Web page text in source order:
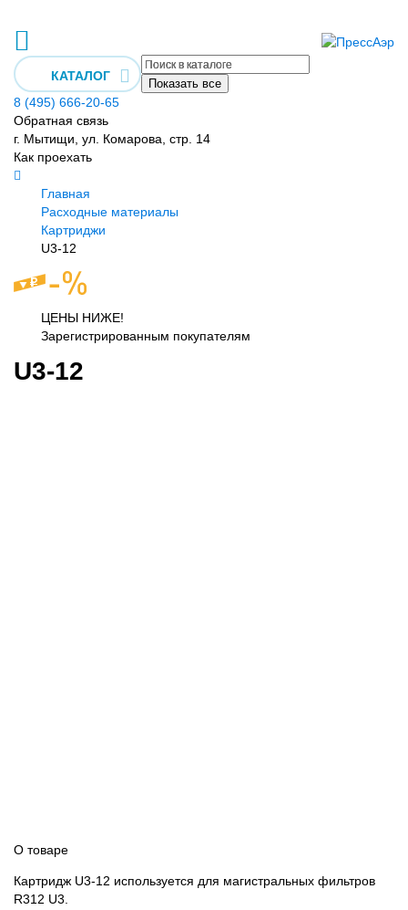
КАТАЛОГ
Показать все
8 (495) 666-20-65
Обратная связь
г. Мытищи, ул. Комарова, стр. 14
Как проехать
Главная
Расходные материалы
Картриджи
U3-12
ЦЕНЫ НИЖЕ!
Зарегистрированным покупателям
U3-12
О товаре
Картридж U3-12 используется для магистральных фильтров
R312 U3.